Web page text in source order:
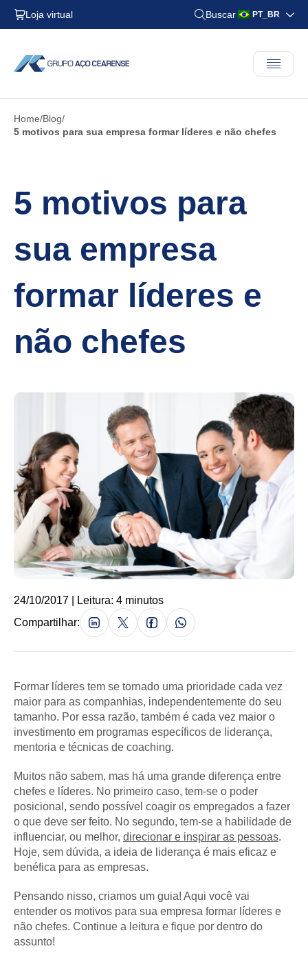
Loja virtual Buscar PT_BR
Home Blog
5 motivos para sua empresa formar líderes e não chefes
5 motivos para
sua empresa
formar líderes e
não chefes
24/10/2017 | Leitura: 4 minutos
Compartilhar:
Formar líderes tem se tornado uma prioridade cada vez
maior para as companhias, independentemente do seu
tamanho. Por essa razão, também é cada vez maior o
investimento em programas específicos de liderança,
mentoria e técnicas de coaching.
Muitos não sabem, mas há uma grande diferença entre
chefes e líderes. No primeiro caso, tem-se o poder
posicional, sendo possível coagir os empregados a fazer
o que deve ser feito. No segundo, tem-se a habilidade de
influenciar, ou melhor, direcionar e inspirar as pessoas.
Hoje, sem dúvida, a ideia de liderança é mais eficaz e
benéfica para as empresas.
Pensando nisso, criamos um guia! Aqui você vai
entender os motivos para sua empresa formar líderes e
não chefes. Continue a leitura e fique por dentro do
assunto!